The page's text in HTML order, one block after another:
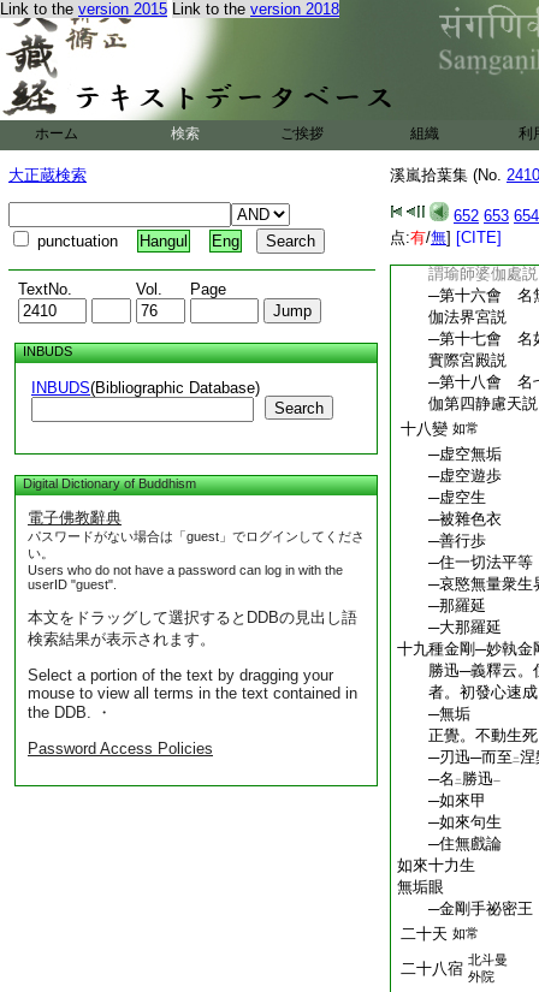
Link to the version 2015 Link to the version 2018
ホーム 検索 ご挨拶 組織 利
大正蔵検索
punctuation Hangul Eng
TextNo. Vol. Page
INBUDS
INBUDS(Bibliographic Database)
Search
Digital Dictionary of Buddhism
電子佛教辭典
パスワードがない場合は「guest」でログインしてくださ
い。
Users who do not have a password can log in with the
userID "guest".
本文をドラッグして選択するとDDBの見出し語
検索結果が表示されます。
Select a portion of the text by dragging your
mouse to view all terms in the text contained in
the DDB. ・
Password Access Policies
溪嵐拾葉集 (No.
652 653 654
点:有/無] [CITE]
殿説
─第十會 名大
法界宮殿説
─第十一會 名
─第十二會 名
瑜伽宮界菩提場
─第十三會 名大
實瑜伽金剛界道
─第十四會 名如
眞實瑜伽與上同
─第十五會 名
謂瑜師婆伽處説
─第十六會 名
伽法界宮説
─第十七會 名
實際宮殿説
─第十八會 名
伽第四静慮天説
十八變 如常
─虚空無垢
─虚空遊歩
─虚空生
─被雜色衣
─善行歩
─住一切法平等
─哀愍無量衆生
─那羅延
─大那羅延
十九種金剛─妙執金
勝迅─義釋云。
者。初發心速成
─無垢
正覺。不動生死
─刃迅─而至 二涅
─名 二 勝迅一
─如來甲
─如來句生
─住無戲論
如來十力生
無垢眼
─金剛手祕密王
二十天 如常
二十八宿 北斗曼
外院